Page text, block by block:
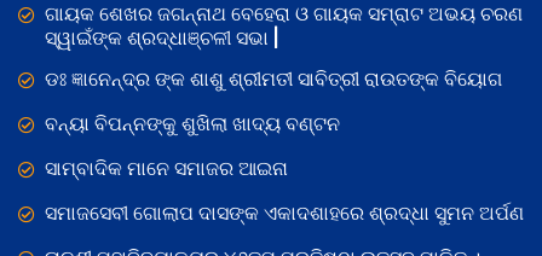
ଗାୟକ ଶେଖର ଜଗନ୍ନାଥ ବେହେରା ଓ ଗାୟକ ସମ୍ରାଟ ଅଭୟ ଚରଣ
ସ୍ୱାଇଁଙ୍କ ଶ୍ରଦ୍ଧାଞ୍ଚଳୀ ସଭା |
ଡଃ ଜ୍ଞାନେନ୍ଦ୍ର ଙ୍କ ଶାଶୁ ଶ୍ରୀମତୀ ସାବିତ୍ରୀ ରାଉତଙ୍କ ବିୟୋଗ
ବନ୍ୟା ବିପନ୍ନଙ୍କୁ ଶୁଖିଲା ଖାଦ୍ୟ ବଣ୍ଟନ
ସାମ୍ବାଦିକ ମାନେ ସମାଜର ଆଇନା
ସମାଜସେବୀ ଗୋଲାପ ଦାସଙ୍କ ଏକାଦଶାହରେ ଶ୍ରଦ୍ଧା ସୁମନ ଅର୍ପଣ